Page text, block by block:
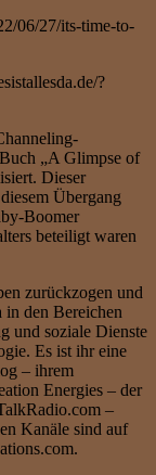
06/27/its-time-to-
?
„A Glimpse of
Dieser
Übergang
Boomer
beteiligt waren
zurückzogen und
den Bereichen
und soziale Dienste
Es ist ihr eine
– ihrem
Energies – der
–
Kanäle sind auf